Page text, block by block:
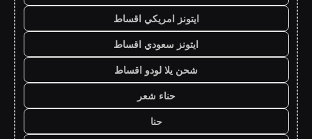
ايتونز امريكي اقساط
ايتونز سعودي اقساط
شحن يلا لودو اقساط
حناء شعر
حنا